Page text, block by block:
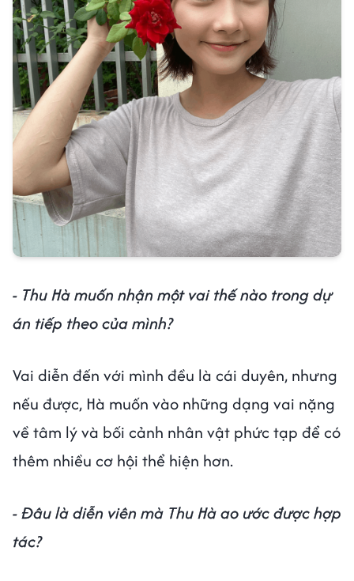
- Thu Hà muốn nhận một vai thế nào trong dự
án tiếp theo của mình?
Vai diễn đến với mình đều là cái duyên, nhưng
nếu được, Hà muốn vào những dạng vai nặng
về tâm lý và bối cảnh nhân vật phức tạp để có
thêm nhiều cơ hội thể hiện hơn.
- Đâu là diễn viên mà Thu Hà ao ước được hợp
tác?